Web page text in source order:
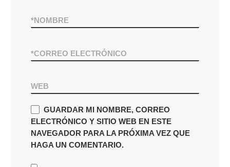
NOMBRE
*
CORREO ELECTRÓNICO
*
WEB
GUARDAR MI NOMBRE, CORREO
ELECTRÓNICO Y SITIO WEB EN ESTE
NAVEGADOR PARA LA PRÓXIMA VEZ QUE
HAGA UN COMENTARIO.